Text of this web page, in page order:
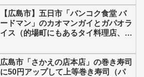
【広島市】五日市「バンコク食堂 バ
ードマン」のカオマンガイとガパオラ
イス（的場町にもあるタイ料理店、ラ
広島市「さかえの店本店」の巻き寿司
に50円アップして上等巻き寿司（パ